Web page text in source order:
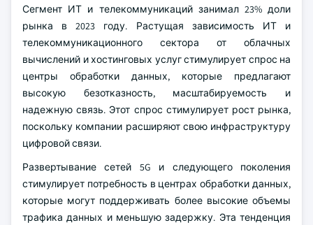
Сегмент ИТ и телекоммуникаций занимал 23% доли
рынка в 2023 году. Растущая зависимость ИТ и
телекоммуникационного сектора от облачных
вычислений и хостинговых услуг стимулирует спрос на
центры обработки данных, которые предлагают
высокую безотказность, масштабируемость и
надежную связь. Этот спрос стимулирует рост рынка,
поскольку компании расширяют свою инфраструктуру
цифровой связи.
Развертывание сетей 5G и следующего поколения
стимулирует потребность в центрах обработки данных,
которые могут поддерживать более высокие объемы
трафика данных и меньшую задержку. Эта тенденция